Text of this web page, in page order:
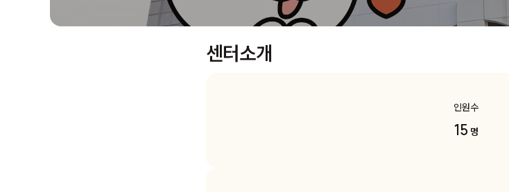
센터소개
인원수
15 명